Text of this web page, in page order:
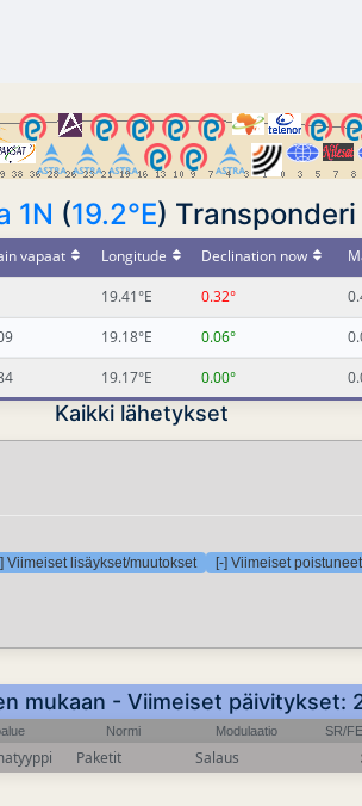
1N (19.2°E) Transponderi
vapaat Longitude Declination now
19.41°E 0.32°
19.18°E 0.06°
19.17°E 0.00°
Kaikki lähetykset
Viimeiset lisäykset/muutokset [-] Viimeiset poistuneet
mukaan - Viimeiset päivitykset:
Normi Modulaatio SR/
Paketit Salaus